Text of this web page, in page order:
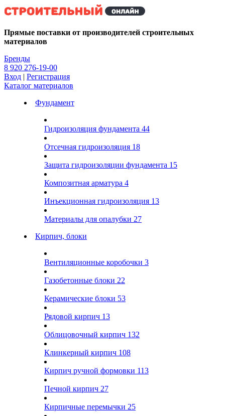
Kg
Прямые поставки от производителей строительных
материалов
Бренды
8 920 276-19-00
Вход | Регистрация
Каталог материалов
Фундамент
Гидроизоляция фундамента 44
Отсечная гидроизоляция 18
Защита гидроизоляции фундамента 15
Композитная арматура 4
Инъекционная гидроизоляция 13
Материалы для опалубки 27
Кирпич, блоки
Вентиляционные коробочки 3
Газобетонные блоки 22
Керамические блоки 53
Рядовой кирпич 13
Облицовочный кирпич 132
Клинкерный кирпич 108
Кирпич ручной формовки 113
Печной кирпич 27
Кирпичные перемычки 25